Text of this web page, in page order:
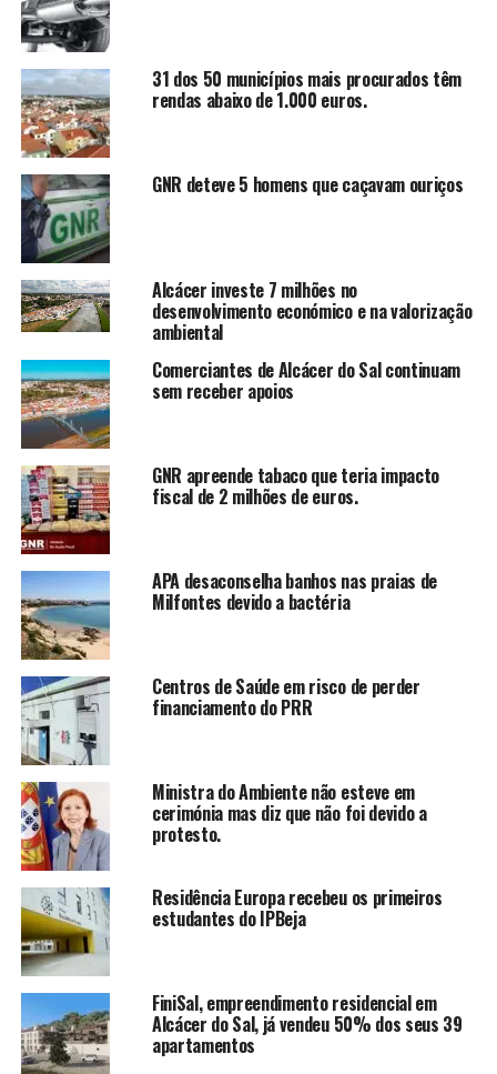
31 dos 50 municípios mais procurados têm
rendas abaixo de 1.000 euros.
GNR deteve 5 homens que caçavam ouriços
Alcácer investe 7 milhões no
desenvolvimento económico e na valorização
ambiental
Comerciantes de Alcácer do Sal continuam
sem receber apoios
GNR apreende tabaco que teria impacto
fiscal de 2 milhões de euros.
APA desaconselha banhos nas praias de
Milfontes devido a bactéria
Centros de Saúde em risco de perder
financiamento do PRR
Ministra do Ambiente não esteve em
cerimónia mas diz que não foi devido a
protesto.
Residência Europa recebeu os primeiros
estudantes do IPBeja
FiniSal, empreendimento residencial em
Alcácer do Sal, já vendeu 50% dos seus 39
apartamentos